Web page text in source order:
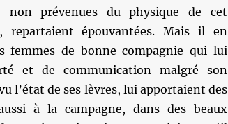
non prévenues du physique de cet
repartaient épouvantées. Mais il en
femmes de bonne compagnie qui lui
et de communication malgré son
l’état de ses lèvres, lui apportaient des
à la campagne, dans des beaux